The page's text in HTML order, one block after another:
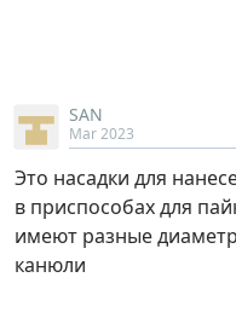
SAN
Mar 2023
Это насадки для
в приспособах для
имеют разные
канюли